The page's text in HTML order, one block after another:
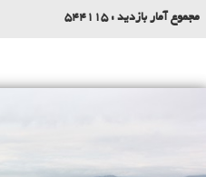
مجموع آمار بازدید : 544115